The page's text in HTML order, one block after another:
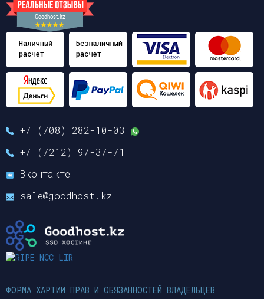
+7 (708) 282-10-03
+7 (7212) 97-37-71
Вконтакте
sale@goodhost.kz
ФОРМА ХАРТИИ ПРАВ И ОБЯЗАННОСТЕЙ ВЛАДЕЛЬЦЕВ